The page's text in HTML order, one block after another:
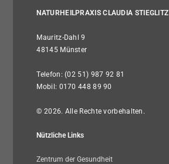
NATURHEILPRAXIS CLAUDIA STIEGLITZ
Mauritz-Dahl 9
48145 Münster
Telefon: (02 51) 987 92 81
Mobil: 0170 448 89 90
© 2026. Alle Rechte vorbehalten.
Nützliche Links
Zentrum der Gesundheit